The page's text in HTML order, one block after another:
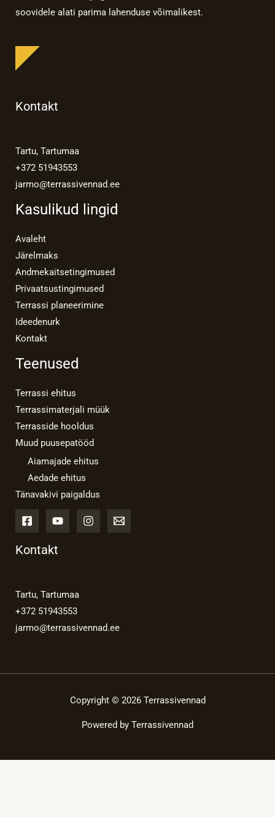
soovidele alati parima lahenduse võimalikest.
Kontakt
Tartu, Tartumaa
+372 51943553
jarmo@terrassivennad.ee
Kasulikud lingid
Avaleht
Järelmaks
Andmekaitsetingimused
Privaatsustingimused
Terrassi planeerimine
Ideedenurk
Kontakt
Teenused
Terrassi ehitus
Terrassimaterjali müük
Terrasside hooldus
Muud puusepatööd
Aiamajade ehitus
Aedade ehitus
Tänavakivi paigaldus
Kontakt
Tartu, Tartumaa
+372 51943553
jarmo@terrassivennad.ee
Copyright © 2026 Terrassivennad
Powered by Terrassivennad